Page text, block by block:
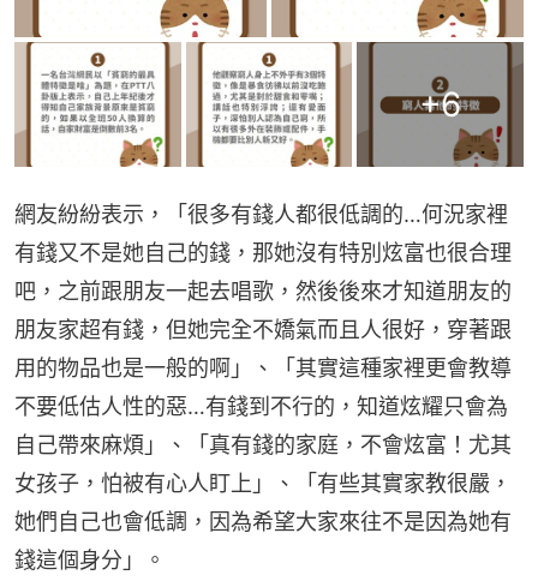
+6
網友紛紛表示，「很多有錢人都很低調的…何況家裡
有錢又不是她自己的錢，那她沒有特別炫富也很合理
吧，之前跟朋友一起去唱歌，然後後來才知道朋友的
朋友家超有錢，但她完全不嬌氣而且人很好，穿著跟
用的物品也是一般的啊」、「其實這種家裡更會教導
不要低估人性的惡…有錢到不行的，知道炫耀只會為
自己帶來麻煩」、「真有錢的家庭，不會炫富！尤其
女孩子，怕被有心人盯上」、「有些其實家教很嚴，
她們自己也會低調，因為希望大家來往不是因為她有
錢這個身分」。